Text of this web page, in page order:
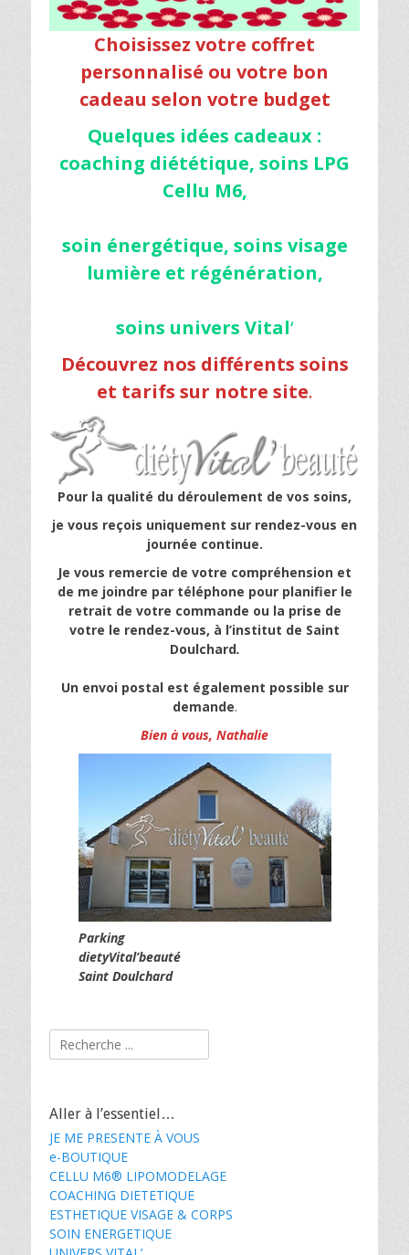
Choisissez votre coffret
personnalisé ou votre bon
cadeau selon votre budget
Quelques idées cadeaux :
coaching diététique, soins LPG
Cellu M6,
soin énergétique, soins visage
lumière et régénération,
soins univers Vital‘
Découvrez nos différents soins
et tarifs sur notre site.
Pour la qualité du déroulement de vos soins,
je vous reçois uniquement sur rendez-vous en
journée continue.
Je vous remercie de votre compréhension et
de me joindre par téléphone pour planifier le
retrait de votre commande ou la prise de
votre le rendez-vous, à l’institut de Saint
Doulchard.
Un envoi postal est également possible sur
demande.
Bien à vous, Nathalie
Parking
dietyVital’beauté
Saint Doulchard
Rechercher :
Aller à l’essentiel…
JE ME PRESENTE À VOUS
e-BOUTIQUE
CELLU M6® LIPOMODELAGE
COACHING DIETETIQUE
ESTHETIQUE VISAGE & CORPS
SOIN ENERGETIQUE